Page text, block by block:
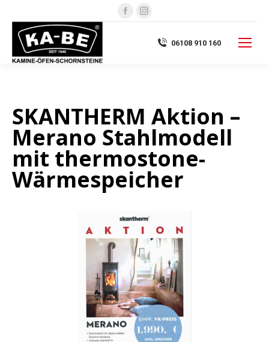
Facebook
Instagram
opens06108 910 160
SKANTHERM Aktion –
Merano Stahlmodell
mit thermostone-
Wärmespeicher